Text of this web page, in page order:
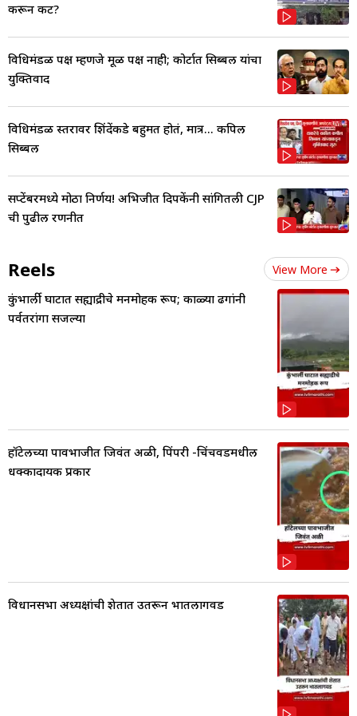
करून कट?
विधिमंडळ पक्ष म्हणजे मूळ पक्ष नाही; कोर्टात सिब्बल यांचा
युक्तिवाद
विधिमंडळ स्तरावर शिंदेंकडे बहुमत होतं, मात्र... कपिल
सिब्बल
सप्टेंबरमध्ये मोठा निर्णय! अभिजीत दिपकेंनी सांगितली CJP
ची पुढील रणनीत
Reels View More
कुंभार्ली घाटात सह्याद्रीचे मनमोहक रूप; काळ्या ढगांनी
पर्वतरांगा सजल्या
हॉटेलच्या पावभाजीत जिवंत अळी, पिंपरी -चिंचवडमधील
धक्कादायक प्रकार
विधानसभा अध्यक्षांची शेतात उतरून भातलागवड